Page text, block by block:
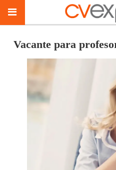
Vacante para